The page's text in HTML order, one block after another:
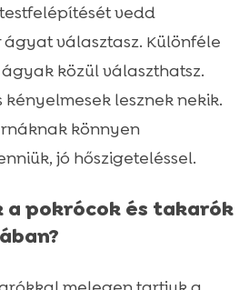
vedd
választasz. Különféle
közül választhatsz.
lesznek nekik.
könnyen
jó hőszigeteléssel.
pokrócok és takarók